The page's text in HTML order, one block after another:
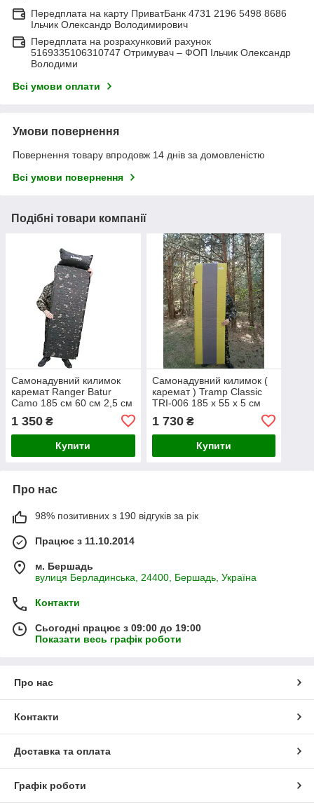
Передплата на карту ПриватБанк 4731 2196 5498 8686
Ільчик Олександр Володимирович
Передплата на розрахунковий рахунок
5169335106310747 Отримувач – ФОП Ільчик Олександр
Володими
Всі умови оплати
Умови повернення
Повернення товару впродовж 14 днів за домовленістю
Всі умови повернення
Подібні товари компанії
Самонадувний килимок
каремат Ranger Batur
Camo 185 см 60 см 2,5 см
1 350 ₴
Купити
Самонадувний килимок (
каремат ) Tramp Classic
TRI-006 185 х 55 х 5 см
1 730₴
Купити
Про нас
98% позитивних з 190 відгуків за рік
Працює з 11.10.2014
м. Бершадь
вулиця Берладинська, 24400, Бершадь, Україна
Контакти
Сьогодні працює з 09:00 до 19:00
Показати весь графік роботи
Про нас
Контакти
Доставка та оплата
Графік роботи